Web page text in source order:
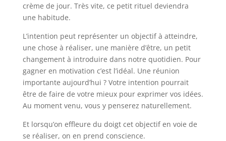
crème de jour. Très vite, ce petit rituel deviendra
une habitude.
L’intention peut représenter un objectif à atteindre,
une chose à réaliser, une manière d’être, un petit
changement à introduire dans notre quotidien. Pour
gagner en motivation c’est l’idéal. Une réunion
importante aujourd’hui ? Votre intention pourrait
être de faire de votre mieux pour exprimer vos idées.
Au moment venu, vous y penserez naturellement.
Et lorsqu’on effleure du doigt cet objectif en voie de
se réaliser, on en prend conscience.